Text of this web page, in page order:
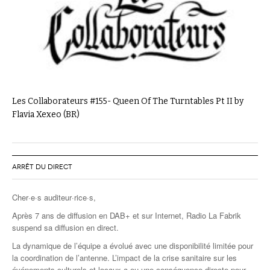
Les Collaborateurs #155- Queen Of The Turntables Pt II by
Flavia Xexeo (BR)
ARRÊT DU DIRECT
Cher·e·s auditeur·rice·s,
Après 7 ans de diffusion en DAB+ et sur Internet, Radio La Fabrik
suspend sa diffusion en direct.
La dynamique de l’équipe a évolué avec une disponibilité limitée pour
la coordination de l’antenne. L’impact de la crise sanitaire sur les